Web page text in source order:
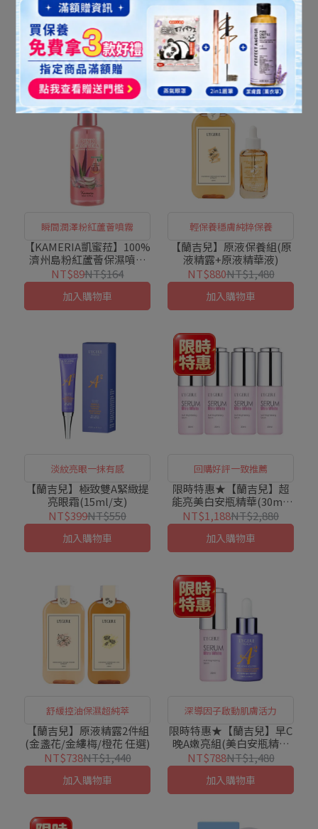
限時特惠★【蘭吉兒】超
能亮美白安瓶精華(30ml/
瓶)X3件組
NT$988NT$2,160
加入購物車
限時特惠★【蘭吉兒】原
液精華液3件組(金盞花/金
縷梅/橙花 任選)
NT$1,088NT$2,280
加入購物車
瞬間潤澤粉紅蘆薈噴霧
【KAMERIA凱蜜菈】100%
濟州島粉紅蘆薈保濕噴霧
(150ml/瓶)
NT$89NT$164
加入購物車
輕保養穩膚純粹保養
【蘭吉兒】原液保養組(原
液精露+原液精華液)
NT$880NT$1,480
加入購物車
淡紋亮眼一抹有感
【蘭吉兒】極致雙A緊緻提
亮眼霜(15ml/支)
NT$399NT$550
加入購物車
回購好評一致推薦
限時特惠★【蘭吉兒】超
能亮美白安瓶精華(30ml/
瓶)X4件組
NT$1,188NT$2,880
加入購物車
舒緩控油保濕超純萃
【蘭吉兒】原液精露2件組
(金盞花/金縷梅/橙花 任選)
NT$738NT$1,440
加入購物車
深導因子啟動肌膚活力
限時特惠★【蘭吉兒】早C
晚A嫩亮組(美白安瓶精華
+極緻雙A精華液)
NT$788NT$1,480
加入購物車